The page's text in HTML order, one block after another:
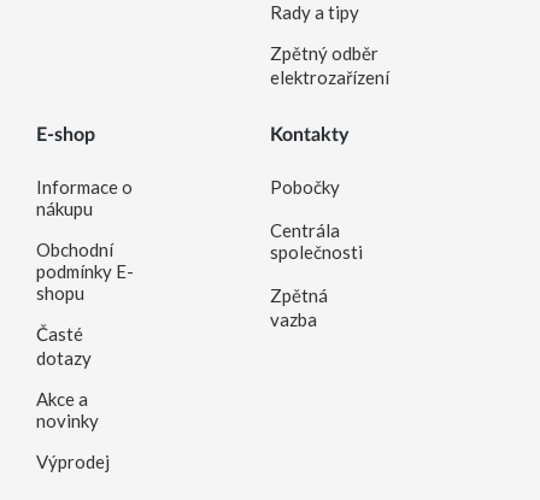
Rady a tipy
Zpětný odběr
elektrozařízení
E-shop
Informace o
nákupu
Obchodní
podmínky E-
shopu
Časté
dotazy
Akce a
novinky
Výprodej
Kontakty
Pobočky
Centrála
společnosti
Zpětná
vazba